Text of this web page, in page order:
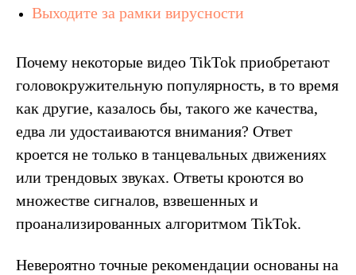
Выходите за рамки вирусности
Почему некоторые видео TikTok приобретают
головокружительную популярность, в то время
как другие, казалось бы, такого же качества,
едва ли удостаиваются внимания? Ответ
кроется не только в танцевальных движениях
или трендовых звуках. Ответы кроются во
множестве сигналов, взвешенных и
проанализированных алгоритмом TikTok.
Невероятно точные рекомендации основаны на